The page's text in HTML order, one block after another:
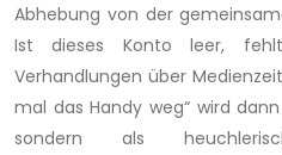
Abhebung von der
Ist dieses Konto leer,
Verhandlungen über
mal das Handy weg“ wird
sondern als